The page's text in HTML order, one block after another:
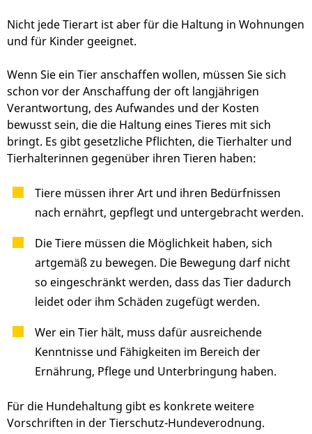
Nicht jede Tierart ist aber für die Haltung in Wohnungen
und für Kinder geeignet.
Wenn Sie ein Tier anschaffen wollen, müssen Sie sich
schon vor der Anschaffung der oft langjährigen
Verantwortung, des Aufwandes und der Kosten
bewusst sein, die die Haltung eines Tieres mit sich
bringt. Es gibt gesetzliche Pflichten, die Tierhalter und
Tierhalterinnen gegenüber ihren Tieren haben:
Tiere müssen ihrer Art und ihren Bedürfnissen
nach ernährt, gepflegt und untergebracht werden.
Die Tiere müssen die Möglichkeit haben, sich
artgemäß zu bewegen. Die Bewegung darf nicht
so eingeschränkt werden, dass das Tier dadurch
leidet oder ihm Schäden zugefügt werden.
Wer ein Tier hält, muss dafür ausreichende
Kenntnisse und Fähigkeiten im Bereich der
Ernährung, Pflege und Unterbringung haben.
Für die Hundehaltung gibt es konkrete weitere
Vorschriften in der Tierschutz-Hundeverodnung.